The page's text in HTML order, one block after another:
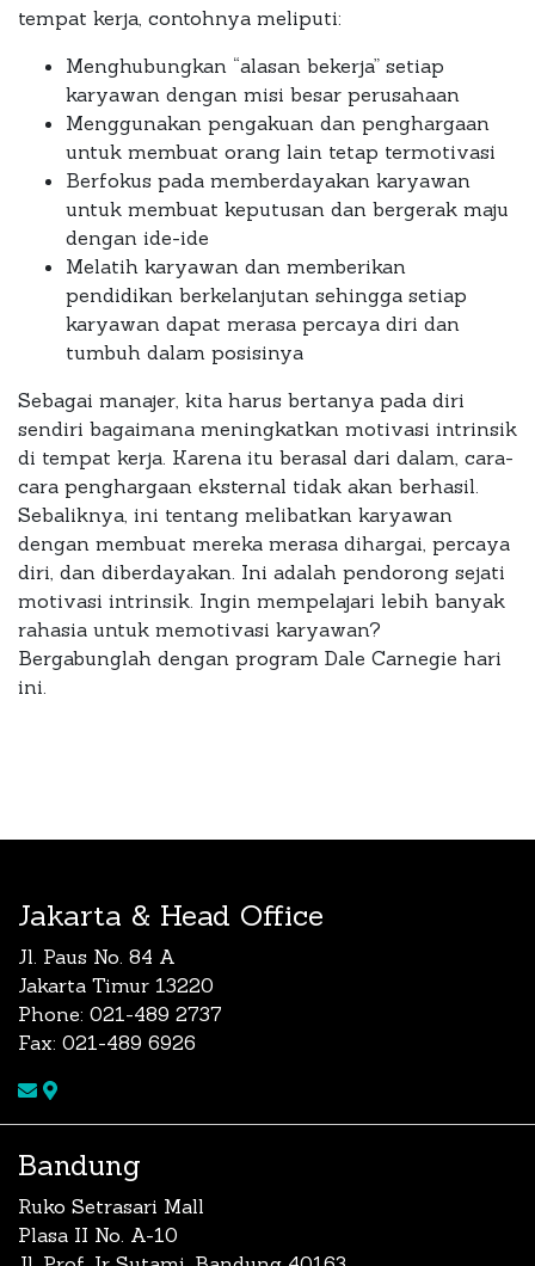
tempat kerja, contohnya meliputi:
Menghubungkan “alasan bekerja” setiap
karyawan dengan misi besar perusahaan
Menggunakan pengakuan dan penghargaan
untuk membuat orang lain tetap termotivasi
Berfokus pada memberdayakan karyawan
untuk membuat keputusan dan bergerak maju
dengan ide-ide
Melatih karyawan dan memberikan
pendidikan berkelanjutan sehingga setiap
karyawan dapat merasa percaya diri dan
tumbuh dalam posisinya
Sebagai manajer, kita harus bertanya pada diri
sendiri bagaimana meningkatkan motivasi intrinsik
di tempat kerja. Karena itu berasal dari dalam, cara-
cara penghargaan eksternal tidak akan berhasil.
Sebaliknya, ini tentang melibatkan karyawan
dengan membuat mereka merasa dihargai, percaya
diri, dan diberdayakan. Ini adalah pendorong sejati
motivasi intrinsik. Ingin mempelajari lebih banyak
rahasia untuk memotivasi karyawan?
Bergabunglah dengan program Dale Carnegie hari
ini.
Jakarta & Head Office
Jl. Paus No. 84 A
Jakarta Timur 13220
Phone: 021-489 2737
Fax: 021-489 6926
Bandung
Ruko Setrasari Mall
Plasa II No. A-10